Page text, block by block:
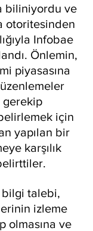
biliniyordu ve
otoritesinden
Infobae
Önlemin,
piyasasına
gerekip
için
yapılan bir
karşılık
bilgi talebi,
izleme
olmasına ve